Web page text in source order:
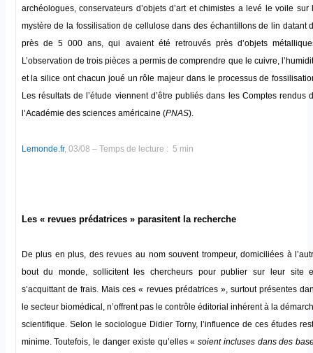
archéologues, conservateurs d’objets d’art et chimistes a levé le voile sur
mystère de la fossilisation de cellulose dans des échantillons de lin datant
près de 5 000 ans, qui avaient été retrouvés près d’objets
L’observation de trois pièces a permis de comprendre que le cuivre,
et la silice ont chacun joué un rôle majeur dans le processus de
Les résultats de l’étude viennent d’être publiés dans les Comptes rendus
l’Académie des sciences américaine (PNAS).
Lemonde.fr, 03/08 – Temps de lecture : 5 min
Les « revues prédatrices » parasitent la recherche
De plus en plus, des revues au nom souvent trompeur, domiciliées à
bout du monde, sollicitent les chercheurs pour publier sur leur site
s’acquittant de frais. Mais ces « revues prédatrices », surtout présentes
le secteur biomédical, n’offrent pas le contrôle éditorial inhérent à la
scientifique. Selon le sociologue Didier Torny, l’influence de ces études
minime. Toutefois, le danger existe qu’elles «soient incluses dans des